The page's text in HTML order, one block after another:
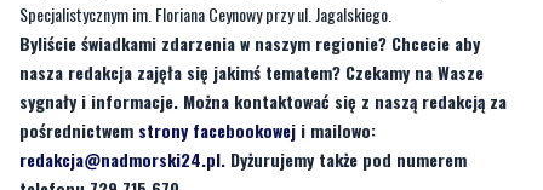
świątecznej opieki zdrowotnej. Takie świadczenia są bezpłatne i udzielane bez
skierowania w dowolnym punkcie udzielającym świadczeń w ramach nocnej i
świątecznej opieki zdrowotnej. W Wejherowie znajduje się ona w Szpitalu
Specjalistycznym im. Floriana Ceynowy przy ul. Jagalskiego.
Byliście świadkami zdarzenia w naszym regionie? Chcecie aby
nasza redakcja zajęła się jakimś tematem? Czekamy na Wasze